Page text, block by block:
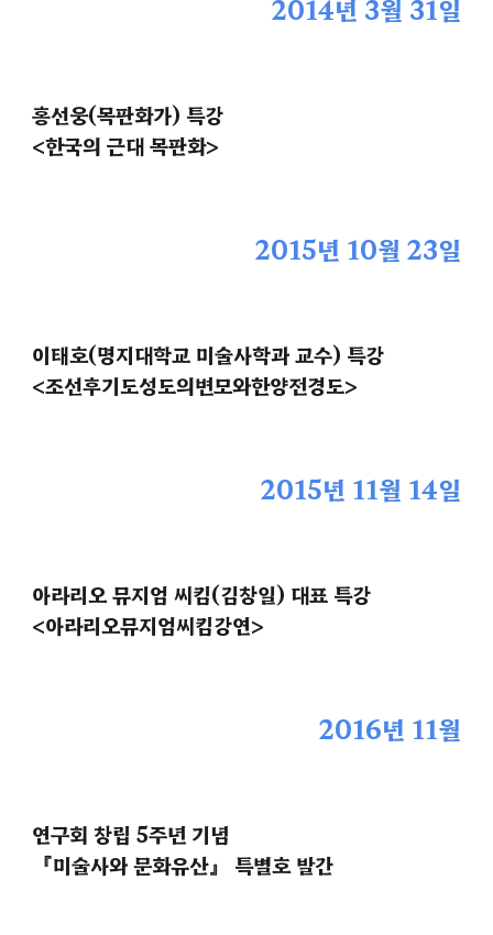
2014년 3월 31일
홍선웅(목판화가) 특강
<한국의 근대 목판화>
2015년 10월 23일
이태호(명지대학교 미술사학과 교수) 특강
<조선후기도성도의변모와한양전경도>
2015년 11월 14일
아라리오 뮤지엄 씨킴(김창일) 대표 특강
<아라리오뮤지엄씨킴강연>
2016년 11월
연구회 창립 5주년 기념
『미술사와 문화유산』 특별호 발간